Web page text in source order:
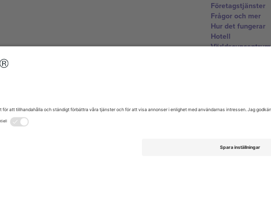
Företagstjänster
Frågor och mer
Hur det fungerar
Hotell
Världscupcentrum